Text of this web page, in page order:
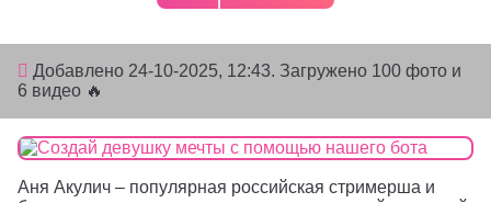
Добавлено 24-10-2025, 12:43. Загружено 100 фото и
6 видео 🔥
Аня Акулич – популярная российская стримерша и